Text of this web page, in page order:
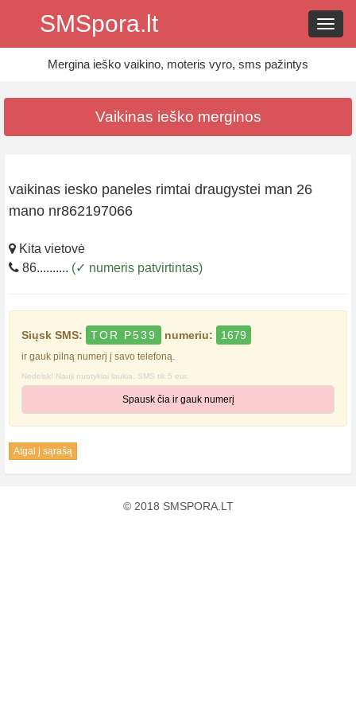
SMSpora.lt
Mergina ieško vaikino, moteris vyro, sms pažintys
Vaikinas ieško merginos
vaikinas iesko paneles rimtai draugystei man 26
mano nr862197066
Kita vietovė
86.......... (✓ numeris patvirtintas)
Siųsk SMS: TOR P539 numeriu: 1679
ir gauk pilną numerį į savo telefoną.
Nedelsk! Nauji nuotykiai laukia. SMS tik 5 eur.
Spausk čia ir gauk numerį
Atgal į sąrašą
© 2018 SMSPORA.LT